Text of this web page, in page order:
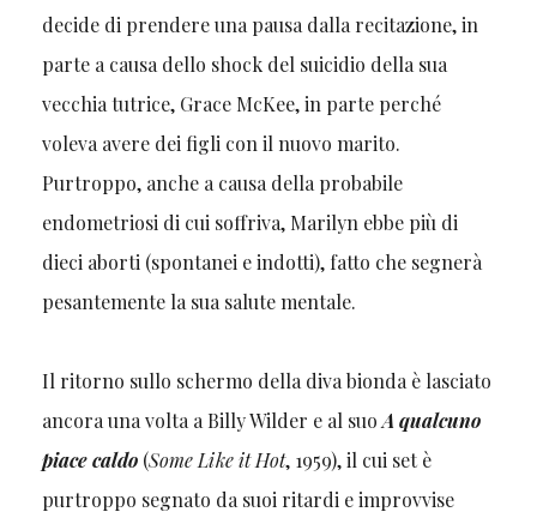
decide di prendere una pausa dalla recitazione, in
parte a causa dello shock del suicidio della sua
vecchia tutrice, Grace McKee, in parte perché
voleva avere dei figli con il nuovo marito.
Purtroppo, anche a causa della probabile
endometriosi di cui soffriva, Marilyn ebbe più di
dieci aborti (spontanei e indotti), fatto che segnerà
pesantemente la sua salute mentale.
Il ritorno sullo schermo della diva bionda è lasciato
ancora una volta a Billy Wilder e al suoA qualcuno
piace caldo (Some Like it Hot, 1959), il cui set è
purtroppo segnato da suoi ritardi e improvvise